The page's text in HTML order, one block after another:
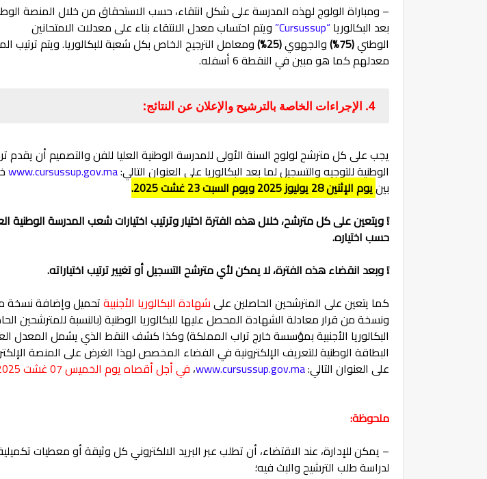
– ومباراة الولوج لهذه المدرسة على شكل انتقاء، حسب الاستحقاق من خلال المنصة
بعد البكالوريا“Cursussup”
ويتم احتساب معدل الانتقاء بناء على معدلات الامتحانين
الوطني(75%) والجهوي(25%)
ومعامل الترجيح الخاص بكل شعبة للبكالوريا. ويتم ترتيب
معدلهم كما هو مبين في النقطة 6 أسفله.
4. الإجراءات الخاصة بالترشيح والإعلان عن النتائج:
يجب على كل مترشح لولوج السنة الأولى للمدرسة الوطنية العليا للفن والتصميم أن
الوطنية للتوجيه والتسجيل لما بعد البكالوريا على العنوان التالي:www.cursussup.gov.ma
بينيوم الإثنين 28 يوليوز 2025 ويوم السبت 23 غشت 2025.
❕ويتعين على كل مترشح، خلال هذه الفترة اختيار وترتيب اختيارات شعب المدرسة الوطنية
حسب اختياره.
❕ وبعد انقضاء هذه الفترة، لا يمكن لأي مترشح التسجيل أو تغيير ترتيب اختياراته.
كما يتعين على المترشحين الحاصلين علىشهادة البكالوريا الأجنبيةتحميل وإضافة نسخة
ونسخة من قرار معادلة الشهادة المحصل عليها للبكالوريا الوطنية (بالنسبة للمترشحين
البكالوريا الأجنبية بمؤسسة خارج تراب المملكة) وكذا كشف النقط الذي يشمل المعدل
البطاقة الوطنية للتعريف الإلكترونية في الفضاء المخصص لهذا الغرض على المنصة
على العنوان التالي:www.cursussup.gov.ma، في أجل أقصاه يوم الخميس 07 غشت 2025.
ملحوظة:
– يمكن للإدارة، عند الاقتضاء، أن تطلب عبر البريد الالكتروني كل وثيقة أو معطيات
لدراسة طلب الترشيح والبث فيه؛